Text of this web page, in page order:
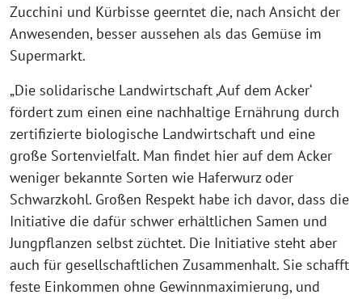
Zucchini und Kürbisse geerntet die, nach Ansicht der
Anwesenden, besser aussehen als das Gemüse im
Supermarkt.
„Die solidarische Landwirtschaft ‚Auf dem Acker‘
fördert zum einen eine nachhaltige Ernährung durch
zertifizierte biologische Landwirtschaft und eine
große Sortenvielfalt. Man findet hier auf dem Acker
weniger bekannte Sorten wie Haferwurz oder
Schwarzkohl. Großen Respekt habe ich davor, dass die
Initiative die dafür schwer erhältlichen Samen und
Jungpflanzen selbst züchtet. Die Initiative steht aber
auch für gesellschaftlichen Zusammenhalt. Sie schafft
feste Einkommen ohne Gewinnmaximierung, und